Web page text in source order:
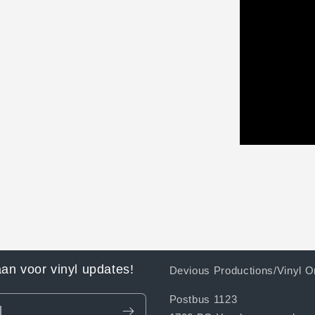
voor vinyl updates! Devious Productions/Vinyl
Postbus 1123